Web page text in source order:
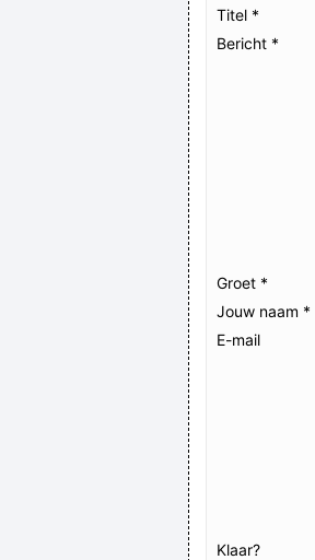
Titel *
Bericht *
Groet *
Jouw naam *
E-mail
Klaar?